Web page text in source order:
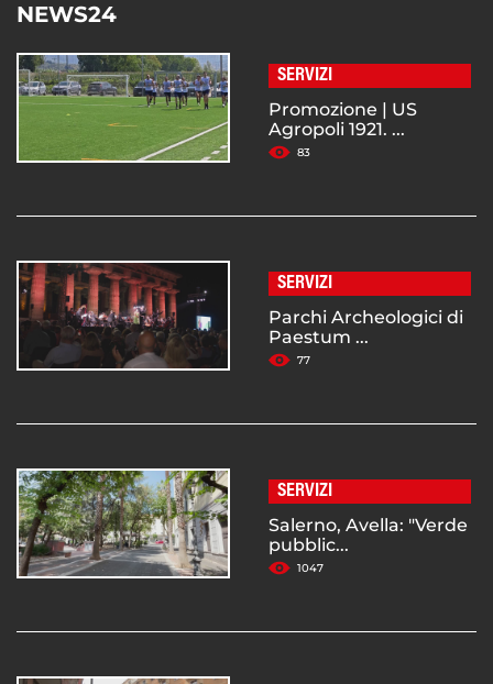
NEWS24
SERVIZI
Promozione | US
Agropoli 1921. ...
83
SERVIZI
Parchi Archeologici di
Paestum ...
77
SERVIZI
Salerno, Avella: "Verde
pubblic...
1047